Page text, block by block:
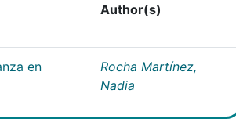
Author(s)
en
Rocha Martínez,
Nadia